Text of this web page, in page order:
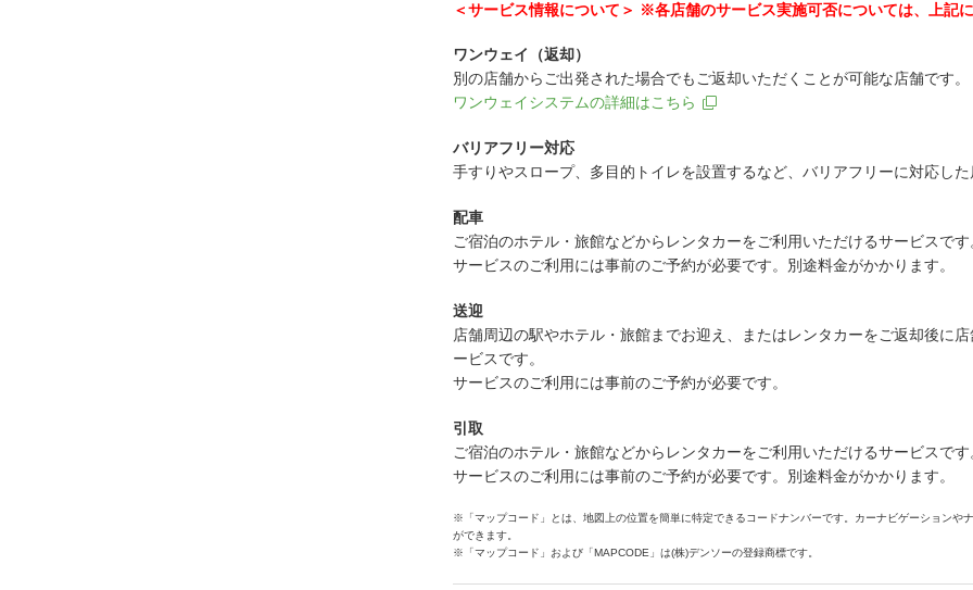
＜サービス情報について＞ ※各店舗のサービス実施可否については、上記
ワンウェイ（返却）
別の店舗からご出発された場合でもご返却いただくことが可能な店舗です。
ワンウェイシステムの詳細はこちら
バリアフリー対応
手すりやスロープ、多目的トイレを設置するなど、バリアフリーに対応した
配車
ご宿泊のホテル・旅館などからレンタカーをご利用いただけるサービスです
サービスのご利用には事前のご予約が必要です。別途料金がかかります。
送迎
店舗周辺の駅やホテル・旅館までお迎え、またはレンタカーをご返却後に
ービスです。
サービスのご利用には事前のご予約が必要です。
引取
ご宿泊のホテル・旅館などからレンタカーをご利用いただけるサービスです
サービスのご利用には事前のご予約が必要です。別途料金がかかります。
※「マップコード」とは、地図上の位置を簡単に特定できるコードナンバーです。カーナビゲーションや
ができます。
※「マップコード」および「MAPCODE」は(株)デンソーの登録商標です。